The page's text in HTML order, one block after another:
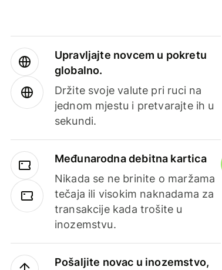
Upravljajte novcem u pokretu
globalno.
Držite svoje valute pri ruci na
jednom mjestu i pretvarajte ih u
sekundi.
Međunarodna debitna kartica
Nikada se ne brinite o maržama
tečaja ili visokim naknadama za
transakcije kada trošite u
inozemstvu.
Pošaljite novac u inozemstvo,